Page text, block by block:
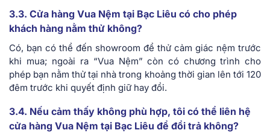
3.3. Cửa hàng Vua Nệm tại Bạc Liêu có cho phép
khách hàng nằm thử không?
Có, bạn có thể đến showroom để thử cảm giác nệm trước
khi mua; ngoài ra “Vua Nệm” còn có chương trình cho
phép bạn nằm thử tại nhà trong khoảng thời gian lên tới 120
đêm trước khi quyết định giữ hay đổi.
3.4. Nếu cảm thấy không phù hợp, tôi có thể liên hệ
cửa hàng Vua Nệm tại Bạc Liêu để đổi trả không?